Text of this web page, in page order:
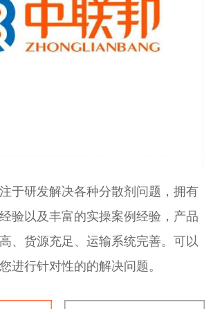
于研发解决各种分散剂问题，拥有
验以及丰富的实操案例经验，产品
、货源充足、运输系统完善。可以
进行针对性的的解决问题。